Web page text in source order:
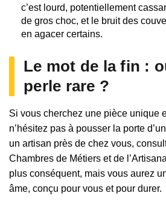
c’est lourd, potentiellement
de gros choc, et le bruit des
en agacer certains.
Le mot de la fin :
perle rare ?
Si vous cherchez une pièce unique
n’hésitez pas à pousser la porte
un artisan près de chez vous,
Chambres de Métiers et de
plus conséquent, mais vous aurez
âme, conçu pour vous et pour durer.